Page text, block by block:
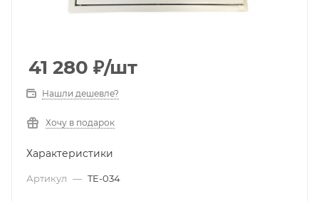
41 280 ₽/шт
Нашли дешевле?
Хочу в подарок
Характеристики
Артикул — TE-034